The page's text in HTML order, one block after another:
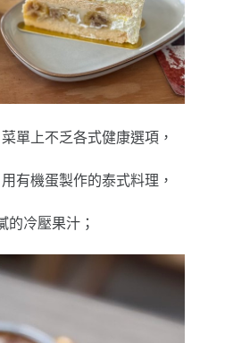
菜單上不乏各式健康選項，
有機蛋製作的泰式料理，
的冷壓果汁；